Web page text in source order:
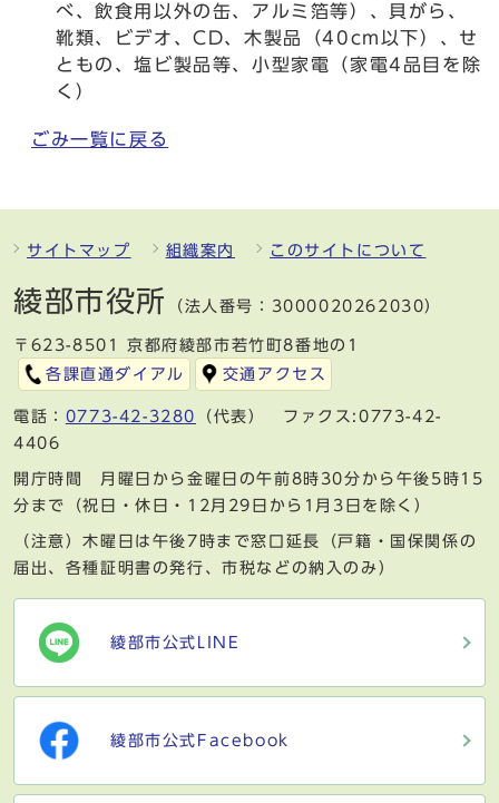
べ、飲食用以外の缶、アルミ箔等）、貝がら、
靴類、ビデオ、CD、木製品（40cm以下）、せ
ともの、塩ビ製品等、小型家電（家電4品目を除
く）
ごみ一覧に戻る
サイトマップ 組織案内 このサイトについて
綾部市役所 （法人番号：3000020262030）
〒623-8501 京都府綾部市若竹町8番地の1
各課直通ダイアル
交通アクセス
電話： 0773-42-3280
（代表） ファクス:0773-42-
4406
開庁時間 月曜日から金曜日の午前8時30分から午後5時15
分まで（祝日・休日・12月29日から1月3日を除く）
（注意）木曜日は午後7時まで窓口延長（戸籍・国保関係の
届出、各種証明書の発行、市税などの納入のみ）
綾部市公式LINE
綾部市公式Facebook